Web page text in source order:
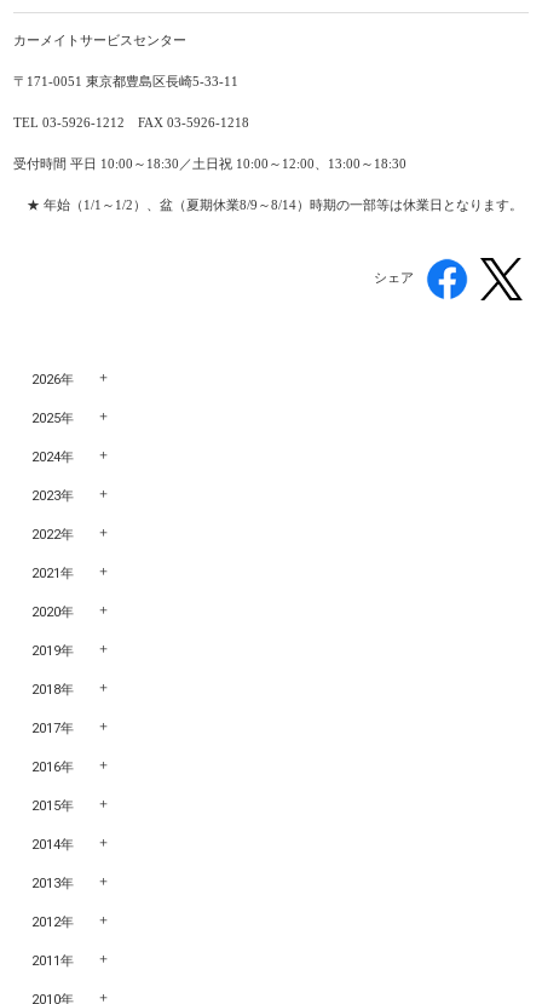
カーメイトサービスセンター
〒171-0051 東京都豊島区長崎5-33-11
TEL 03-5926-1212FAX 03-5926-1218
受付時間 平日 10:00～18:30／土日祝 10:00～12:00、13:00～18:30
★ 年始（1/1～1/2）、盆（夏期休業8/9～8/14）時期の一部等は休業日となります。
シェア
2026年
2025年
2024年
2023年
2022年
2021年
2020年
2019年
2018年
2017年
2016年
2015年
2014年
2013年
2012年
2011年
2010年